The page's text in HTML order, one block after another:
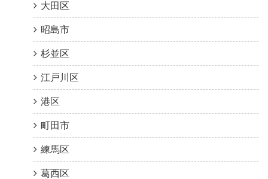
大田区
昭島市
杉並区
江戸川区
港区
町田市
練馬区
葛西区